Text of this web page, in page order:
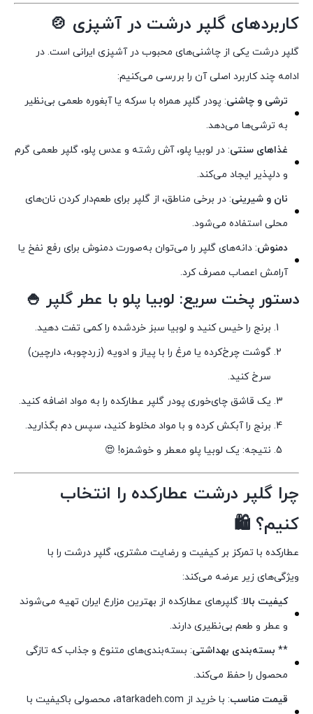
کاربردهای گلپر درشت در آشپزی 🍲
گلپر درشت یکی از چاشنی‌های محبوب در آشپزی ایرانی است. در
ادامه چند کاربرد اصلی آن را بررسی می‌کنیم:
ترشی و چاشنی: پودر گلپر همراه با سرکه یا آبغوره طعمی بی‌نظیر
به ترشی‌ها می‌دهد.
غذاهای سنتی: در لوبیا پلو، آش رشته و عدس پلو، گلپر طعمی گرم
و دلپذیر ایجاد می‌کند.
نان و شیرینی: در برخی مناطق، از گلپر برای طعم‌دار کردن نان‌های
محلی استفاده می‌شود.
دمنوش: دانه‌های گلپر را می‌توان به‌صورت دمنوش برای رفع نفخ یا
آرامش اعصاب مصرف کرد.
دستور پخت سریع: لوبیا پلو با عطر گلپر 🍚
برنج را خیس کنید و لوبیا سبز خردشده را کمی تفت دهید.
گوشت چرخ‌کرده یا مرغ را با پیاز و ادویه (زردچوبه، دارچین)
سرخ کنید.
یک قاشق چای‌خوری پودر گلپر عطارکده را به مواد اضافه کنید.
برنج را آبکش کرده و با مواد مخلوط کنید، سپس دم بگذارید.
نتیجه: یک لوبیا پلو معطر و خوشمزه! 😍
چرا گلپر درشت عطارکده را انتخاب
کنیم؟ 🛍️
عطارکده با تمرکز بر کیفیت و رضایت مشتری، گلپر درشت را با
ویژگی‌های زیر عرضه می‌کند:
کیفیت بالا: گلپرهای عطارکده از بهترین مزارع ایران تهیه می‌شوند
و عطر و طعم بی‌نظیری دارند.
** بسته‌بندی بهداشتی: بسته‌بندی‌های متنوع و جذاب که تازگی
محصول را حفظ می‌کند.
قیمت مناسب
: با خرید از atarkadeh.com، محصولی باکیفیت با